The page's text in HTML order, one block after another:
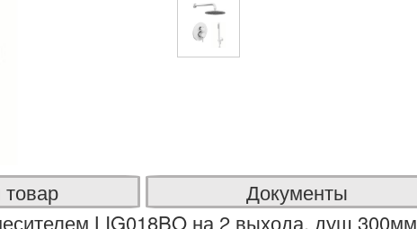
Документы
LIG018BO на 2 выхода, душ 300мм